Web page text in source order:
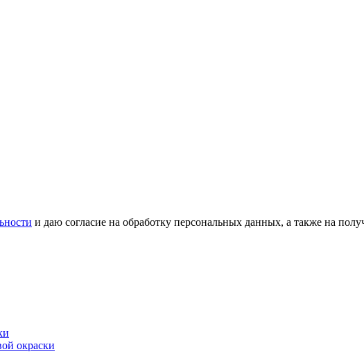
и даю согласие на обработку персональных данных, а также на
окраски